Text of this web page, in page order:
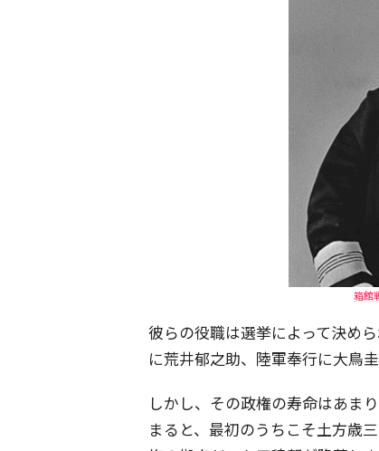
箱館
彼らの役職は選挙によって決め
に荒井郁之助、陸軍奉行に大鳥
しかし、その政権の寿命はあま
まると、最初のうちこそ土方歳